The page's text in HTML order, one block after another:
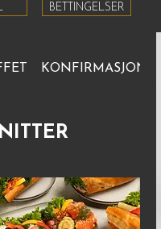
BETTINGELSER
KONFIRMASJON